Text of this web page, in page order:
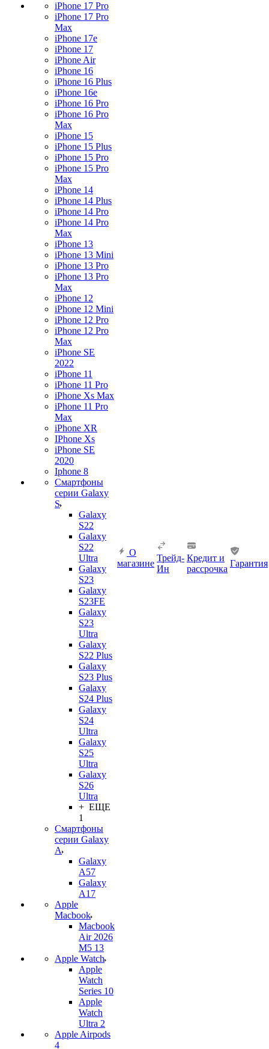
iPhone 17 Pro
iPhone 17 Pro
Max
iPhone 17e
iPhone 17
iPhone Air
iPhone 16
iPhone 16 Plus
iPhone 16e
iPhone 16 Pro
iPhone 16 Pro
Max
iPhone 15
iPhone 15 Plus
iPhone 15 Pro
iPhone 15 Pro
Max
iPhone 14
iPhone 14 Plus
iPhone 14 Pro
iPhone 14 Pro
Max
iPhone 13
iPhone 13 Mini
iPhone 13 Pro
iPhone 13 Pro
Max
iPhone 12
iPhone 12 Mini
iPhone 12 Pro
iPhone 12 Pro
Max
iPhone SE
2022
iPhone 11
iPhone 11 Pro
iPhone Xs Max
iPhone 11 Pro
Max
iPhone XR
IPhone Xs
iPhone SE
2020
Iphone 8
Смартфоны
серии Galaxy
S
Galaxy
S22
Galaxy
S22
Ultra
Galaxy
S23
Galaxy
S23FE
Galaxy
S23
Ultra
Galaxy
S22 Plus
Galaxy
S23 Plus
Galaxy
S24 Plus
Galaxy
S24
Ultra
Galaxy
S25
Ultra
Galaxy
S26
Ultra
+ ЕЩЕ
1
Смартфоны
серии Galaxy
A
Galaxy
A57
Galaxy
A17
Apple
Macbook
Macbook
Air 2026
M5 13
Apple Watch
Apple
Watch
Series 10
Apple
Watch
Ultra 2
Apple Airpods
4
О
магазине
Трейд-
Ин
Кредит и
рассрочка
Гарантия